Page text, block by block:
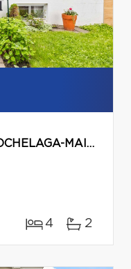
MONTRÉAL (MERCIER/HOCHELAGA-MAISONNEUVE)
4 2